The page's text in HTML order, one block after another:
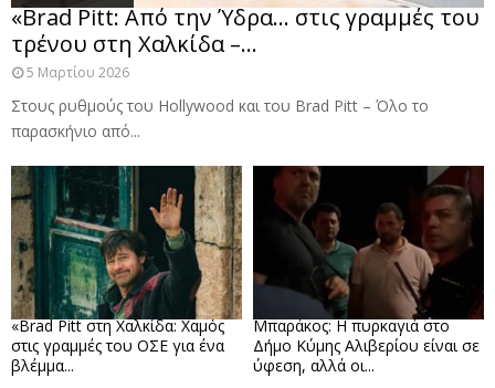
«Brad Pitt: Από την Ύδρα… στις γραμμές του
τρένου στη Χαλκίδα –...
5 Μαρτίου 2026
Στους ρυθμούς του Hollywood και του Brad Pitt – Όλο το
παρασκήνιο από...
«Brad Pitt στη Χαλκίδα: Χαμός
στις γραμμές του ΟΣΕ για ένα
βλέμμα...
Μπαράκος: Η πυρκαγιά στο
Δήμο Κύμης Αλιβερίου είναι σε
ύφεση, αλλά οι...